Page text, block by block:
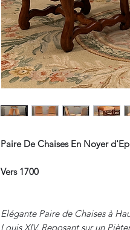
Paire De Chaises En Noyer
Vers 1700
Elégante Paire de Chaises à
Louis XIV, Reposant sur un